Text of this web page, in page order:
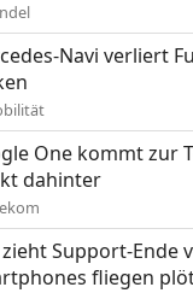
Navi verliert
One kommt zur
dahinter
Support-Ende
fliegen